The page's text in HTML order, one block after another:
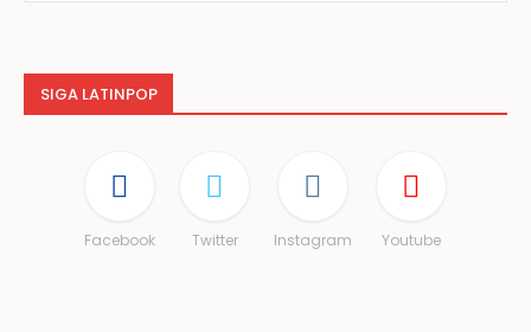
SIGA LATINPOP
Facebook Twitter Instagram Youtube